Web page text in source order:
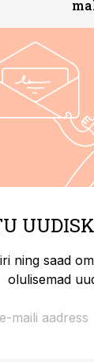
ning saad
olulisemad